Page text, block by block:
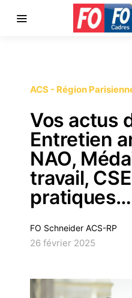
ACS - Région
Vos actus
Entretien
NAO,
travail,
pratiques…
FO Schneider ACS-RP
26 février 2025